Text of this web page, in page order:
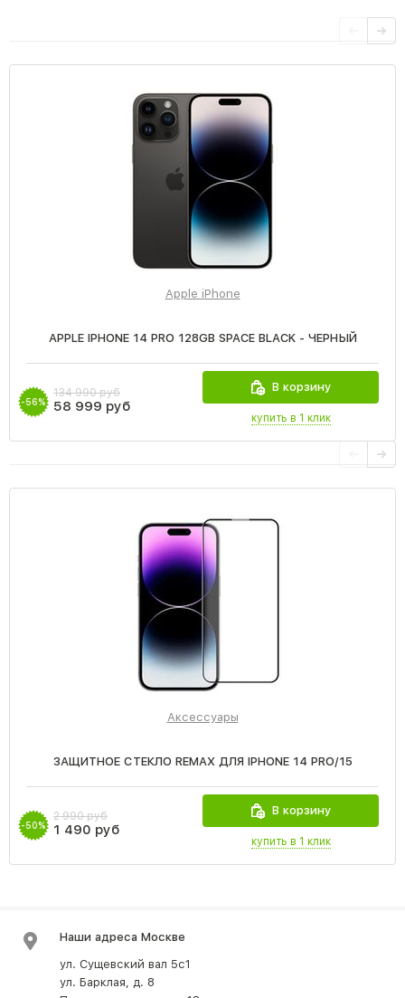
Apple iPhone
APPLE IPHONE 14 PRO 128GB SPACE BLACK - ЧЕРНЫЙ
-56%
134 990 руб
58 999 руб
В корзину
купить в 1 клик
Аксессуары
ЗАЩИТНОЕ СТЕКЛО REMAX ДЛЯ IPHONE 14 PRO/15
-50%
2 990 руб
1 490 руб
В корзину
купить в 1 клик
Наши адреса Москве
ул. Сущевский вал 5с1
ул. Барклая, д. 8